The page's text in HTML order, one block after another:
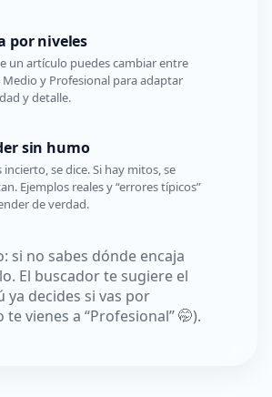
por niveles
un artículo puedes cambiar entre
Medio y Profesional para adaptar
y detalle.
sin humo
incierto, se dice. Si hay mitos, se
Ejemplos reales y “errores típicos”
de verdad.
si no sabes dónde encaja
El buscador te sugiere el
ya decides si vas por
te vienes a “Profesional” 🤭).